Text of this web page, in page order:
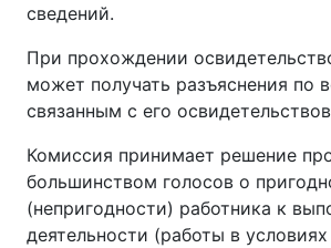
сведений.
При прохождении
может получать разъяснения по
связанным с его
Комиссия принимает решение
большинством голосов о
(непригодности) работника к
деятельности (работы в